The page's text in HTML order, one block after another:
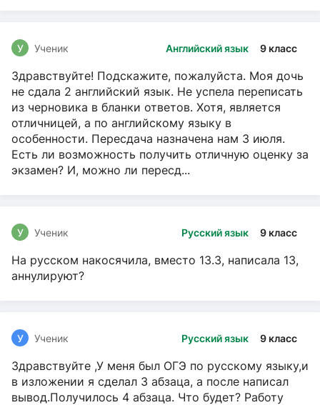
Английский язык 9 класс
У Ученик
Здравствуйте! Подскажите, пожалуйста. Моя дочь
не сдала 2 английский язык. Не успела переписать
из черновика в бланки ответов. Хотя, является
отличницей, а по английскому языку в
особенности. Пересдача назначена нам 3 июля.
Есть ли возможность получить отличную оценку за
экзамен? И, можно ли пересд...
Русский язык 9 класс
У Ученик
На русском накосячила, вместо 13.3, написала 13,
аннулируют?
Русский язык 9 класс
У Ученик
Здравствуйте ,У меня был ОГЭ по русскому языку,и
в изложении я сделал 3 абзаца, а после написал
вывод.Получилось 4 абзаца. Что будет? Работу